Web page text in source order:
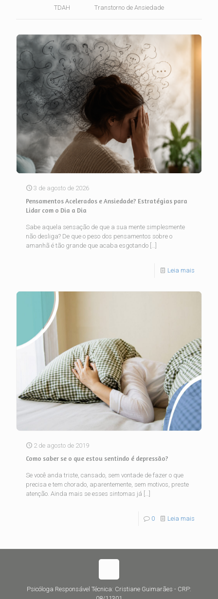
TDAH Transtorno de Ansiedade
3 de agosto de 2026
Pensamentos Acelerados e Ansiedade? Estratégias para
Lidar com o Dia a Dia
Sabe aquela sensação de que a sua mente simplesmente
não desliga? De que o peso dos pensamentos sobre o
amanhã é tão grande que acaba esgotando […]
Leia mais
2 de agosto de 2019
Como saber se o que estou sentindo é depressão?
Se você anda triste, cansado, sem vontade de fazer o que
precisa e tem chorado, aparentemente, sem motivos, preste
atenção. Ainda mais se esses sintomas já […]
0 Leia mais
Psicóloga Responsável Técnica: Cristiane Guimarães - CRP: